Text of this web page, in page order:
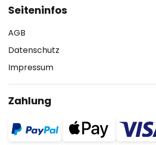
Seiteninfos
AGB
Datenschutz
Impressum
Zahlung